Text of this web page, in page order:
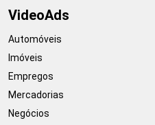
VideoAds
Automóveis
Imóveis
Empregos
Mercadorias
Negócios